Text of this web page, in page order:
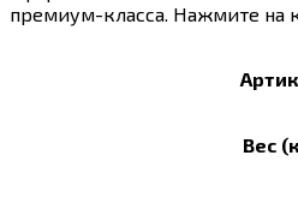
премиум-класса. Нажмите на
Вес